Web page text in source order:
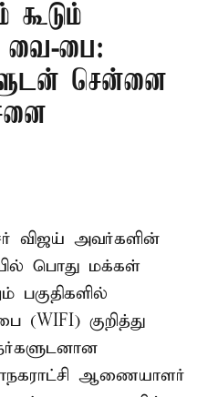
வை-பை:
சென்னை
விஜய் அவர்களின்
பொது மக்கள்
பகுதிகளில்
குறித்து
ஆணையாளர்